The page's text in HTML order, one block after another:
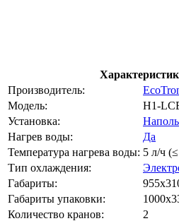
Производитель:
Модель:
H1-
Установка:
Нагрев воды:
Да
Температура нагрева воды: 5 л/ч
Тип охлаждения:
Габариты:
Габариты упаковки:
Количество кранов:
2